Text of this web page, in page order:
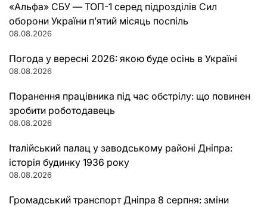
«Альфа» СБУ — ТОП-1 серед підрозділів Сил
оборони України п’ятий місяць поспіль
08.08.2026
Погода у вересні 2026: якою буде осінь в Україні
08.08.2026
Поранення працівника під час обстрілу: що повинен
зробити роботодавець
08.08.2026
Італійський палац у заводському районі Дніпра:
історія будинку 1936 року
08.08.2026
Громадський транспорт Дніпра 8 серпня: зміни